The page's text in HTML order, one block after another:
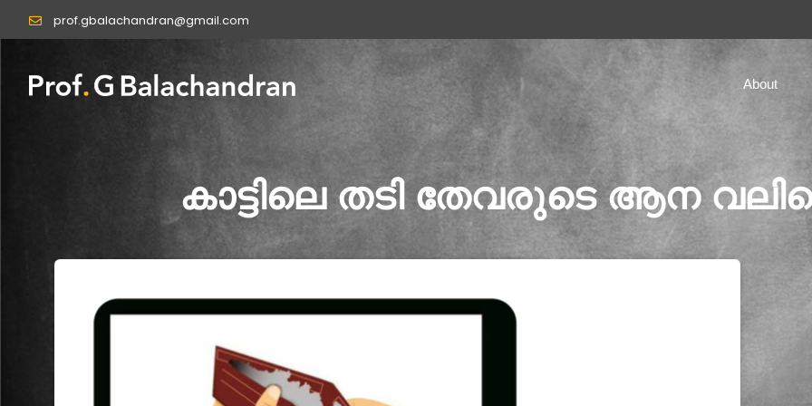
prof.gbalachandran@gmail.com
About
കാട്ടിലെ തടി തേവരുടെ ആന